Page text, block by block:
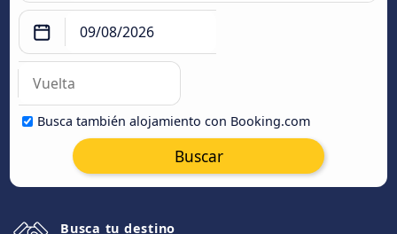
Busca también alojamiento con Booking.com
Buscar
Busca tu destino